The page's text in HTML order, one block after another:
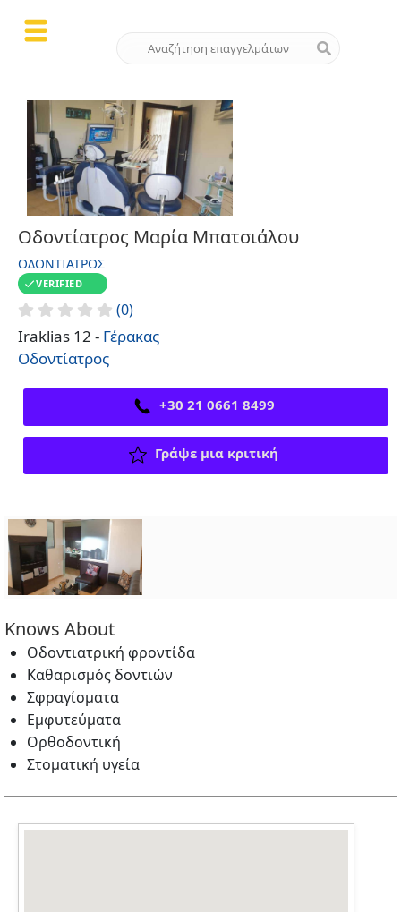
Οδοντίατρος Μαρία Μπατσιάλου
ΟΔΟΝΤΊΑΤΡΟΣ
VERIFIED
(0)
Iraklias 12 - Γέρακας
Οδοντίατρος
+30 21 0661 8499
Γράψε μια κριτική
Knows About
Οδοντιατρική φροντίδα
Καθαρισμός δοντιών
Σφραγίσματα
Εμφυτεύματα
Ορθοδοντική
Στοματική υγεία